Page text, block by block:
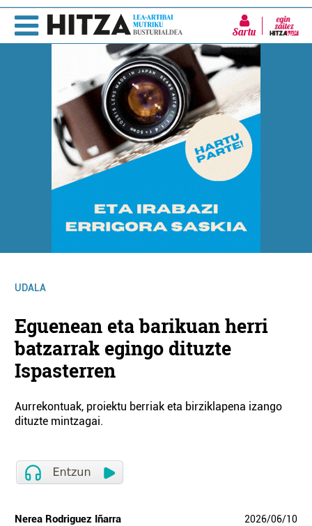
Sartu
UDALA
Eguenean eta barikuan herri
batzarrak egingo dituzte
Ispasterren
Aurrekontuak, proiektu berriak eta birziklapena izango
dituzte mintzagai.
Nerea Rodriguez Iñarra 2026/06/10